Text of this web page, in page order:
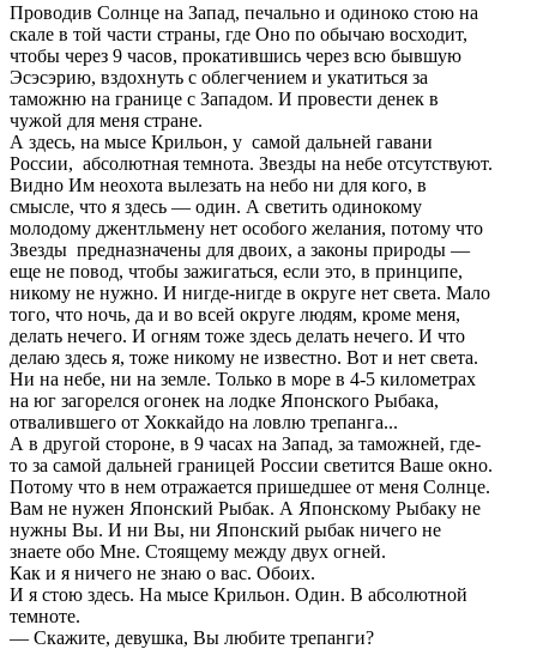
Проводив Солнце на Запад, печально и одиноко стою на
скале в той части страны, где Оно по обычаю восходит,
чтобы через 9 часов, прокатившись через всю бывшую
Эсэсэрию, вздохнуть с облегчением и укатиться за
таможню на границе с Западом. И провести денек в
чужой для меня стране.
А здесь, на мысе Крильон, у самой дальней гавани
России, абсолютная темнота. Звезды на небе отсутствуют.
Видно Им неохота вылезать на небо ни для кого, в
смысле, что я здесь — один. А светить одинокому
молодому джентльмену нет особого желания, потому что
Звезды предназначены для двоих, а законы природы —
еще не повод, чтобы зажигаться, если это, в принципе,
никому не нужно. И нигде-нигде в округе нет света. Мало
того, что ночь, да и во всей округе людям, кроме меня,
делать нечего. И огням тоже здесь делать нечего. И что
делаю здесь я, тоже никому не известно. Вот и нет света.
Ни на небе, ни на земле. Только в море в 4-5 километрах
на юг загорелся огонек на лодке Японского Рыбака,
отвалившего от Хоккайдо на ловлю трепанга...
А в другой стороне, в 9 часах на Запад, за таможней, где-
то за самой дальней границей России светится Ваше окно.
Потому что в нем отражается пришедшее от меня Солнце.
Вам не нужен Японский Рыбак. А Японскому Рыбаку не
нужны Вы. И ни Вы, ни Японский рыбак ничего не
знаете обо Мне. Стоящему между двух огней.
Как и я ничего не знаю о вас. Обоих.
И я стою здесь. На мысе Крильон. Один. В абсолютной
темноте.
— Скажите, девушка, Вы любите трепанги?